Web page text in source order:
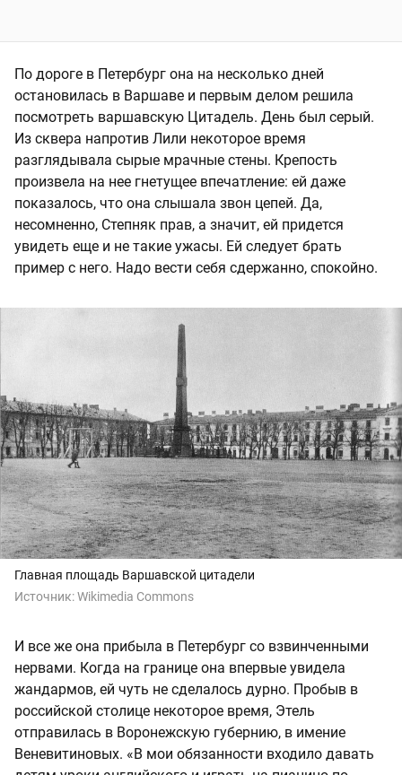
По дороге в Петербург она на несколько дней
остановилась в Варшаве и первым делом решила
посмотреть варшавскую Цитадель. День был серый.
Из сквера напротив Лили некоторое время
разглядывала сырые мрачные стены. Крепость
произвела на нее гнетущее впечатление: ей даже
показалось, что она слышала звон цепей. Да,
несомненно, Степняк прав, а значит, ей придется
увидеть еще и не такие ужасы. Ей следует брать
пример с него. Надо вести себя сдержанно, спокойно.
Главная площадь Варшавской цитадели
Источник:Wikimedia Commons
И все же она прибыла в Петербург со взвинченными
нервами. Когда на границе она впервые увидела
жандармов, ей чуть не сделалось дурно. Пробыв в
российской столице некоторое время, Этель
отправилась в Воронежскую губернию, в имение
Веневитиновых. «В мои обязанности входило давать